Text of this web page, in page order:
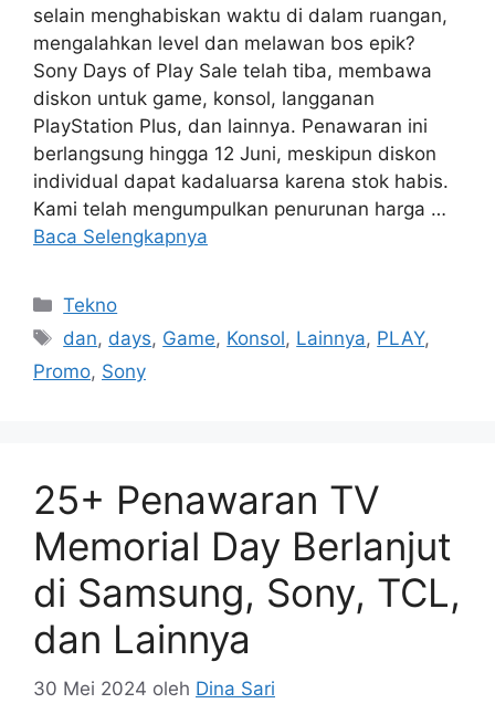
selain menghabiskan waktu di dalam ruangan,
mengalahkan level dan melawan bos epik?
Sony Days of Play Sale telah tiba, membawa
diskon untuk game, konsol, langganan
PlayStation Plus, dan lainnya. Penawaran ini
berlangsung hingga 12 Juni, meskipun diskon
individual dapat kadaluarsa karena stok habis.
Kami telah mengumpulkan penurunan harga …
Baca Selengkapnya
Kategori
Tekno
Tag
dan, days, Game, Konsol, Lainnya, PLAY,
Promo, Sony
25+ Penawaran TV
Memorial Day Berlanjut
di Samsung, Sony, TCL,
dan Lainnya
30 Mei 2024 oleh Dina Sari